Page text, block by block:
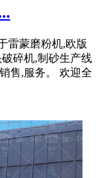
雷蒙磨粉机,欧版
碎机,制砂生产线
售,服务。 欢迎全